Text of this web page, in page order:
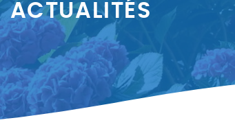
ACTUALITÉS